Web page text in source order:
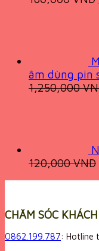
âm dùng pin
1,250,000
120,000VND
CHĂM SÓC
0862.199.787: Hotline